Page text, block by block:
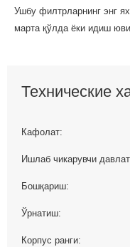
Ушбу филтрларнинг энг
марта қўлда ёки идиш
Технические
Кафолат:
Ишлаб чикарувчи
Бошқариш:
Ўрнатиш:
Корпус ранги: